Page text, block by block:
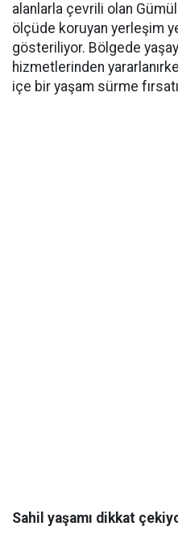
alanlarla çevrili olan
ölçüde koruyan yerleşim
gösteriliyor. Bölgede
hizmetlerinden
içe bir yaşam sürme
Sahil yaşamı dikkat